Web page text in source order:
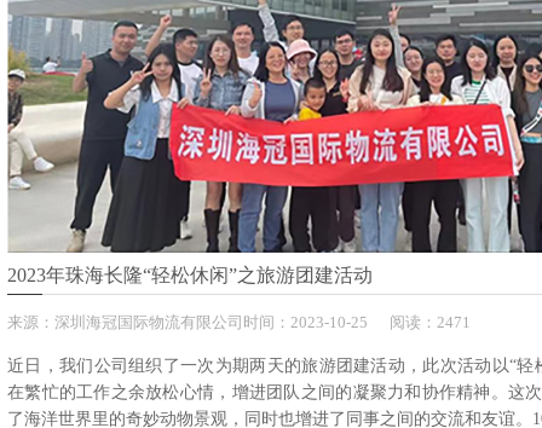
2023年珠海长隆“轻松休闲”之旅游团建活动
来源： 深圳海冠国际物流有限公司 时间： 2023-10-25 阅读：2471
近日，我们公司组织了一次为期两天的旅游团建活动，此次活动以“轻
在繁忙的工作之余放松心情，增进团队之间的凝聚力和协作精神。这
了海洋世界里的奇妙动物景观，同时也增进了同事之间的交流和友谊。